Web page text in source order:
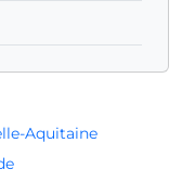
Aquitaine